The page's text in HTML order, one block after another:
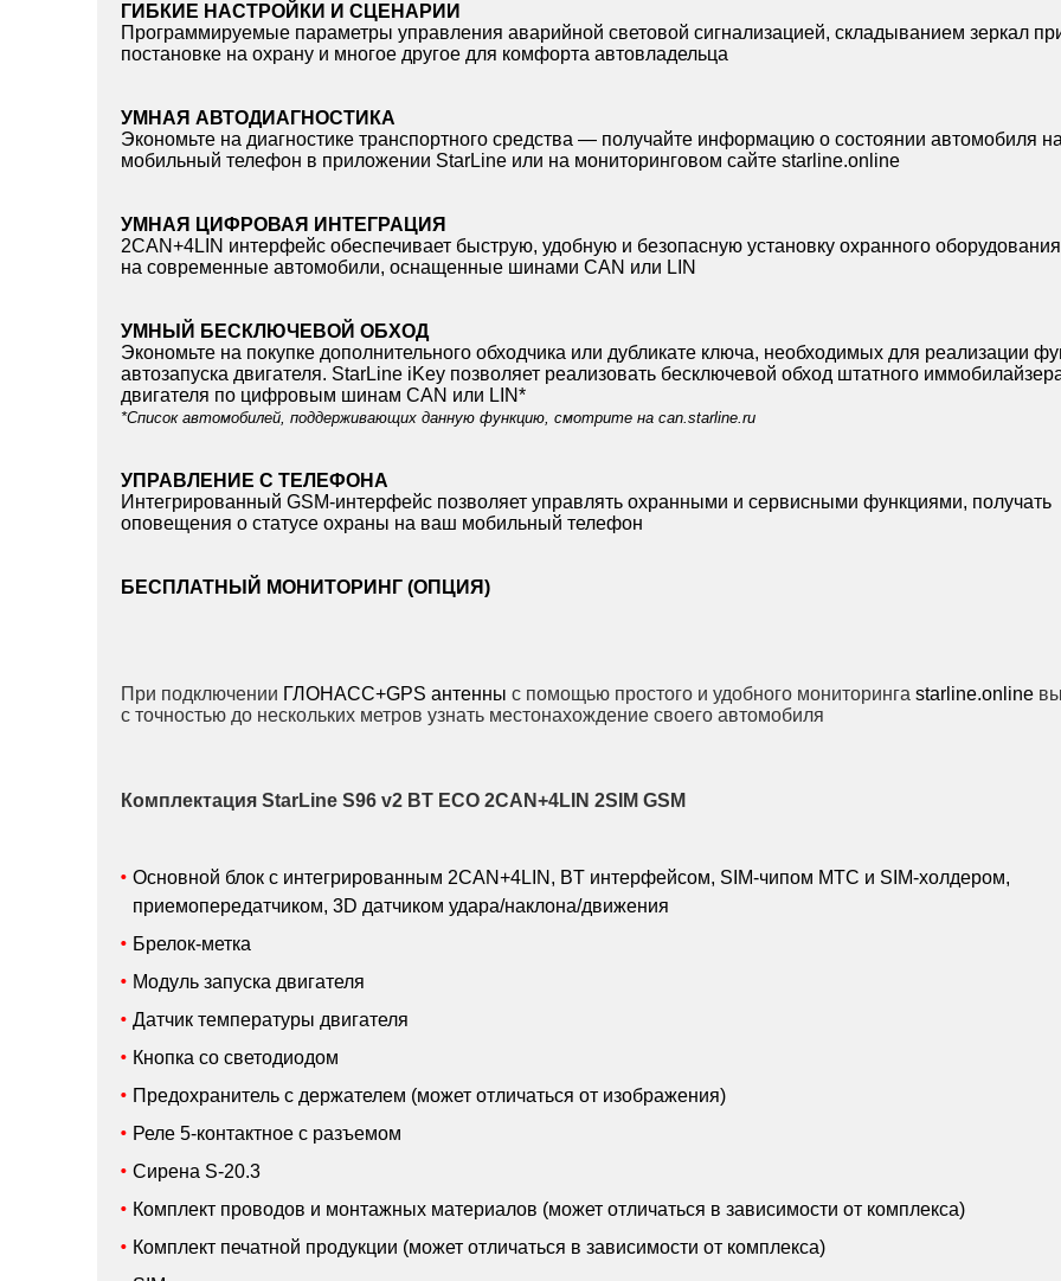
ГИБКИЕ НАСТРОЙКИ И СЦЕНАРИИ
Программируемые параметры управления аварийной световой сигнализацией, складыванием зеркал
постановке на охрану и многое другое для комфорта автовладельца
УМНАЯ АВТОДИАГНОСТИКА
Экономьте на диагностике транспортного средства — получайте информацию о состоянии автомобиля на
мобильный телефон в приложении StarLine или на мониторинговом сайте starline.online
УМНАЯ ЦИФРОВАЯ ИНТЕГРАЦИЯ
2CAN+4LIN интерфейс обеспечивает быструю, удобную и безопасную установку охранного
на современные автомобили, оснащенные шинами CAN или LIN
УМНЫЙ БЕСКЛЮЧЕВОЙ ОБХОД
Экономьте на покупке дополнительного обходчика или дубликате ключа, необходимых для реализации
автозапуска двигателя. StarLine iKey позволяет реализовать бесключевой обход штатного
двигателя по цифровым шинам CAN или LIN*
*Список автомобилей, поддерживающих данную функцию, смотрите на can.starline.ru
УПРАВЛЕНИЕ С ТЕЛЕФОНА
Интегрированный GSM-интерфейс позволяет управлять охранными и сервисными функциями, получать
оповещения о статусе охраны на ваш мобильный телефон
БЕСПЛАТНЫЙ МОНИТОРИНГ (ОПЦИЯ)
При подключении ГЛОНАСС+GPS антенны с помощью простого и удобного мониторинга starline.online
с точностью до нескольких метров узнать местонахождение своего автомобиля
Комплектация StarLine S96 v2 BT ECO 2CAN+4LIN 2SIM GSM
Основной блок с интегрированным 2CAN+4LIN, BT интерфейсом, SIM-чипом МТС и SIM-холдером,
приемопередатчиком, 3D датчиком удара/наклона/движения
Брелок-метка
Модуль запуска двигателя
Датчик температуры двигателя
Кнопка со светодиодом
Предохранитель с держателем (может отличаться от изображения)
Реле 5-контактное с разъемом
Сирена S-20.3
Комплект проводов и монтажных материалов (может отличаться в зависимости от комплекса)
Комплект печатной продукции (может отличаться в зависимости от комплекса)